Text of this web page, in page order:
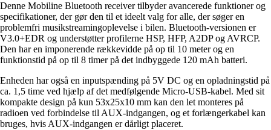
Denne Mobiline Bluetooth receiver tilbyder avancerede funktioner og
specifikationer, der gør den til et ideelt valg for alle, der søger en
problemfri musikstreamingoplevelse i bilen. Bluetooth-versionen er
V3.0+EDR og understøtter profilerne HSP, HFP, A2DP og AVRCP.
Den har en imponerende rækkevidde på op til 10 meter og en
funktionstid på op til 8 timer på det indbyggede 120 mAh batteri.
Enheden har også en inputspænding på 5V DC og en opladningstid på
ca. 1,5 time ved hjælp af det medfølgende Micro-USB-kabel. Med sit
kompakte design på kun 53x25x10 mm kan den let monteres på
radioen ved forbindelse til AUX-indgangen, og et forlængerkabel kan
bruges, hvis AUX-indgangen er dårligt placeret.